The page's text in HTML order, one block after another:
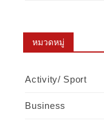
หมวดหมู่
Activity/ Sport
Business